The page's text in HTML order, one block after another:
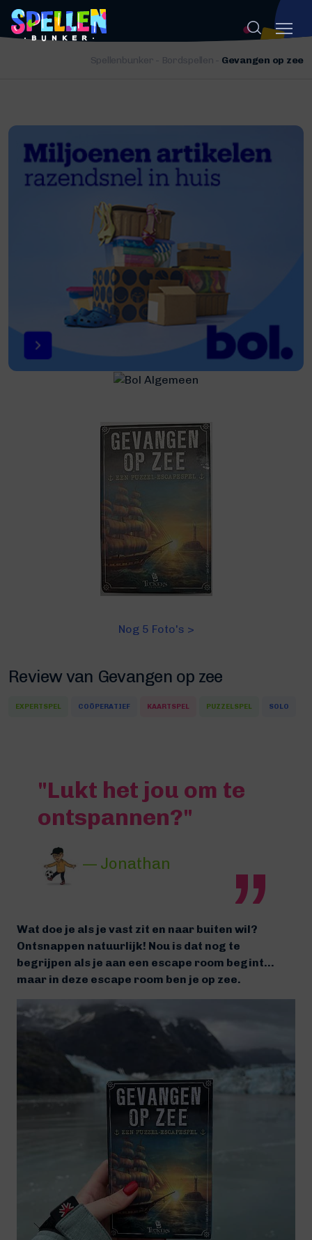
Spellenbunker - Bordspellen - Gevangen op zee
Nog 5 Foto's >
Review van Gevangen op zee
EXPERTSPEL COÖPERATIEF KAARTSPEL PUZZELSPEL SOLO
"Lukt het jou om te
ontspannen?"
— Jonathan
Wat doe je als je vast zit en naar buiten wil?
Ontsnappen natuurlijk! Nou is dat nog te
begrijpen als je aan een escape room begint…
maar in deze escape room ben je op zee.